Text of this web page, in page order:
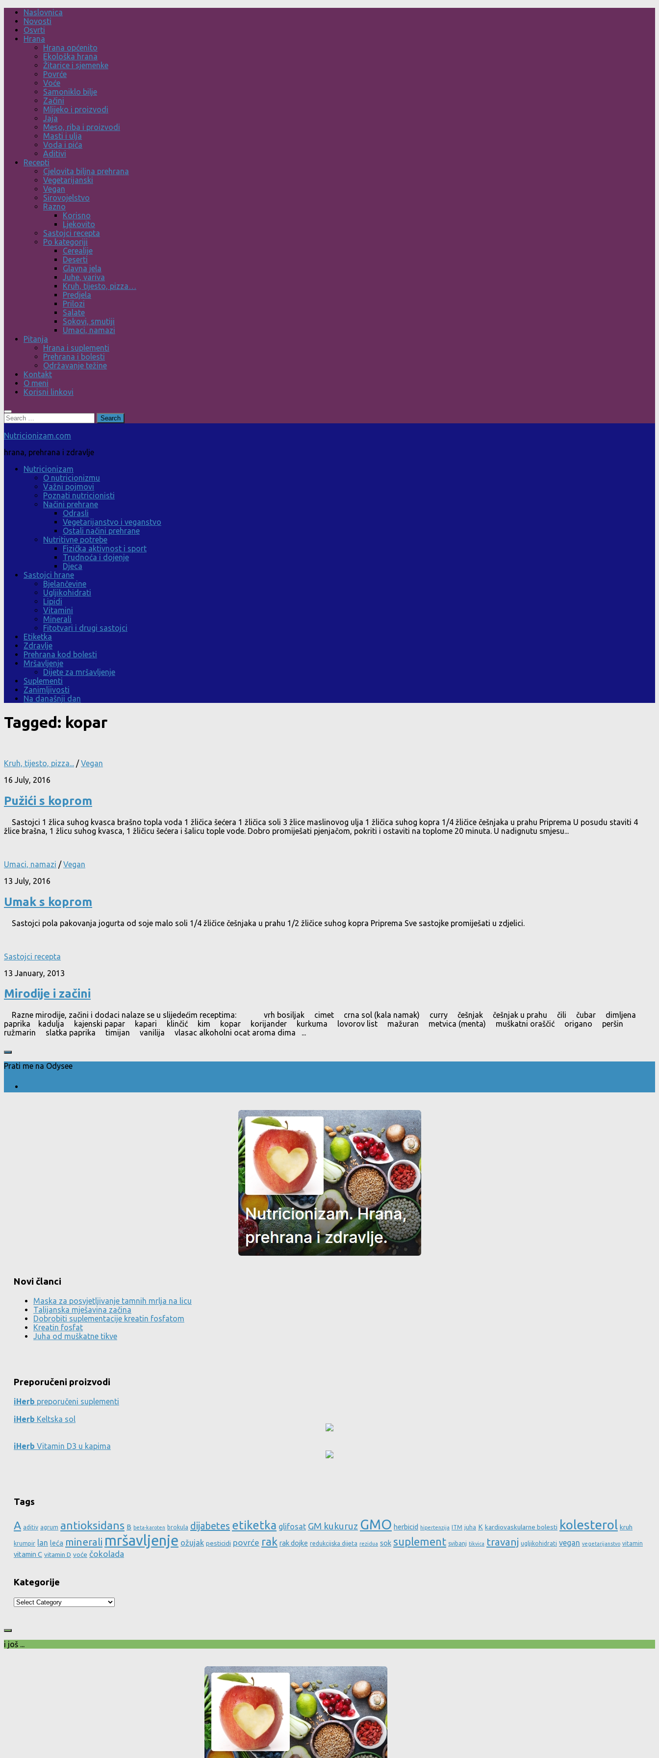
Skip
content
Naslovnica
Novosti
Osvrti
Hrana
Hrana općenito
Ekološka hrana
Žitarice i sjemenke
Povrće
Voće
Samoniklo bilje
Začini
Mlijeko i proizvodi
Jaja
Meso, riba i proizvodi
Masti i ulja
Voda i pića
Aditivi
Recepti
Cjelovita biljna prehrana
Vegetarijanski
Vegan
Sirovojelstvo
Razno
Korisno
Ljekovito
Sastojci recepta
Po kategoriji
Cerealije
Deserti
Glavna jela
Juhe, variva
Kruh, tijesto, pizza…
Predjela
Prilozi
Salate
Sokovi, smutiji
Umaci, namazi
Pitanja
Hrana i suplementi
Prehrana i bolesti
Održavanje težine
Kontakt
O meni
Korisni linkovi
Search
for:
Nutricionizam.com
hrana, prehrana i zdravlje
Nutricionizam
O nutricionizmu
Važni pojmovi
Poznati nutricionisti
Načini prehrane
Odrasli
Vegetarijanstvo i veganstvo
Ostali načini prehrane
Nutritivne potrebe
Fizička aktivnost i sport
Trudnoća i dojenje
Djeca
Sastojci hrane
Bjelančevine
Ugljikohidrati
Lipidi
Vitamini
Minerali
Fitotvari i drugi sastojci
Etiketka
Zdravlje
Prehrana kod bolesti
Mršavljenje
Dijete za mršavljenje
Suplementi
Zanimljivosti
Na današnji dan
Tagged: kopar
Kruh, tijesto, pizza... /Vegan
16 July, 2016
Pužići s koprom
Sastojci 1 žlica suhog kvasca brašno topla voda 1 žličica šećera 1 žličica soli 3 žlice maslinovog ulja 1 žličica suhog kopra 1/4 žličice češnjaka u prahu Priprema U posudu staviti 4
žlice brašna, 1 žlicu suhog kvasca, 1 žličicu šećera i šalicu tople vode. Dobro promiješati pjenjačom, pokriti i ostaviti na toplome 20 minuta. U nadignutu smjesu...
Umaci, namazi /Vegan
13 July, 2016
Umak s koprom
Sastojci pola pakovanja jogurta od soje malo soli 1/4 žličice češnjaka u prahu 1/2 žličice suhog kopra Priprema Sve sastojke promiješati u zdjelici.
Sastojci recepta
13 January, 2013
Mirodije i začini
Razne mirodije, začini i dodaci nalaze se u slijedećim receptima: vrh bosiljak cimet crna sol (kala namak) curry češnjak češnjak u prahu čili čubar dimljena
paprika kadulja kajenski papar kapari klinčić kim kopar korijander kurkuma lovorov list mažuran metvica (menta) muškatni oraščić origano peršin
ružmarin slatka paprika timijan vanilija vlasac alkoholni ocat aroma dima ...
Prati me na Odysee
Novi članci
Maska za posvjetljivanje tamnih mrlja na licu
Talijanska mješavina začina
Dobrobiti suplementacije kreatin fosfatom
Kreatin fosfat
Juha od muškatne tikve
Preporučeni proizvodi
iHerb preporučeni suplementi
iHerb Keltska sol
iHerb Vitamin D3 u kapima
Tags
A aditiv agrum antioksidans B beta-karoten brokula dijabetes etiketka glifosat GM kukuruz GMO herbicid hipertenzija ITM juha K kardiovaskularne bolesti kolesterol kruh
krumpir lan leća minerali mršavljenje ožujak pesticidi povrće rak rak dojke redukcijska dijeta rezidua sok suplement svibanj tikvica travanj ugljikohidrati vegan vegetarijanstvo vitamin
vitamin C vitamin D voće čokolada
Kategorije
Kategorije
i još ...